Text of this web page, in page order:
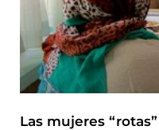
Las mujeres